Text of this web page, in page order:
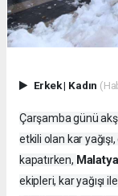
Erkek| Kadın
Çarşamba günü
etkili olan kar
kapatırken, Malatya
ekipleri, kar yağışı